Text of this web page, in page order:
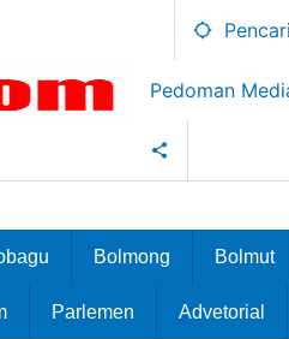
Pedoman
Bolmong Bolmut
Parlemen Advetorial